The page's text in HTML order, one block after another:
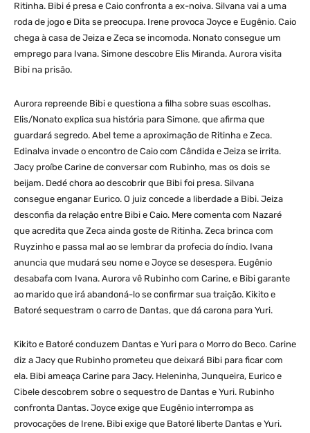
Ritinha. Bibi é presa e Caio confronta a ex-noiva. Silvana vai a uma
roda de jogo e Dita se preocupa. Irene provoca Joyce e Eugênio. Caio
chega à casa de Jeiza e Zeca se incomoda. Nonato consegue um
emprego para Ivana. Simone descobre Elis Miranda. Aurora visita
Bibi na prisão.
Aurora repreende Bibi e questiona a filha sobre suas escolhas.
Elis/Nonato explica sua história para Simone, que afirma que
guardará segredo. Abel teme a aproximação de Ritinha e Zeca.
Edinalva invade o encontro de Caio com Cândida e Jeiza se irrita.
Jacy proíbe Carine de conversar com Rubinho, mas os dois se
beijam. Dedé chora ao descobrir que Bibi foi presa. Silvana
consegue enganar Eurico. O juiz concede a liberdade a Bibi. Jeiza
desconfia da relação entre Bibi e Caio. Mere comenta com Nazaré
que acredita que Zeca ainda goste de Ritinha. Zeca brinca com
Ruyzinho e passa mal ao se lembrar da profecia do índio. Ivana
anuncia que mudará seu nome e Joyce se desespera. Eugênio
desabafa com Ivana. Aurora vê Rubinho com Carine, e Bibi garante
ao marido que irá abandoná-lo se confirmar sua traição. Kikito e
Batoré sequestram o carro de Dantas, que dá carona para Yuri.
Kikito e Batoré conduzem Dantas e Yuri para o Morro do Beco. Carine
diz a Jacy que Rubinho prometeu que deixará Bibi para ficar com
ela. Bibi ameaça Carine para Jacy. Heleninha, Junqueira, Eurico e
Cibele descobrem sobre o sequestro de Dantas e Yuri. Rubinho
confronta Dantas. Joyce exige que Eugênio interrompa as
provocações de Irene. Bibi exige que Batoré liberte Dantas e Yuri.